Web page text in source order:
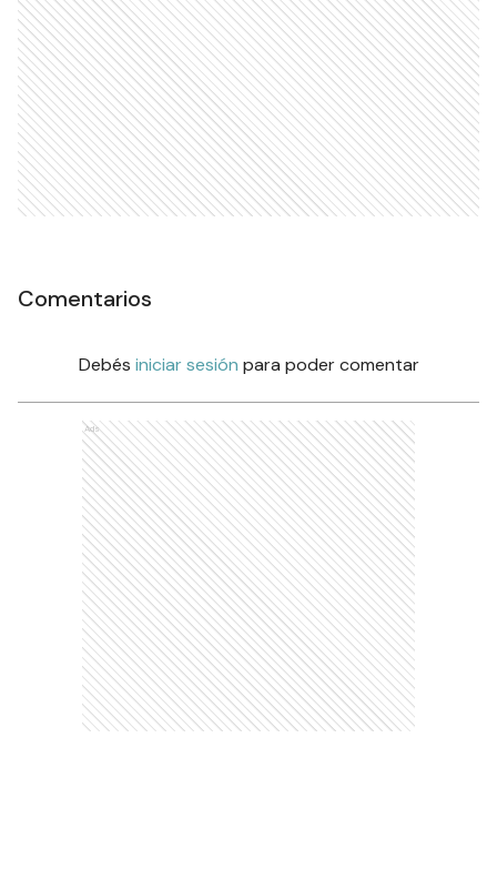
Comentarios
Debés iniciar sesión para poder comentar
Ads